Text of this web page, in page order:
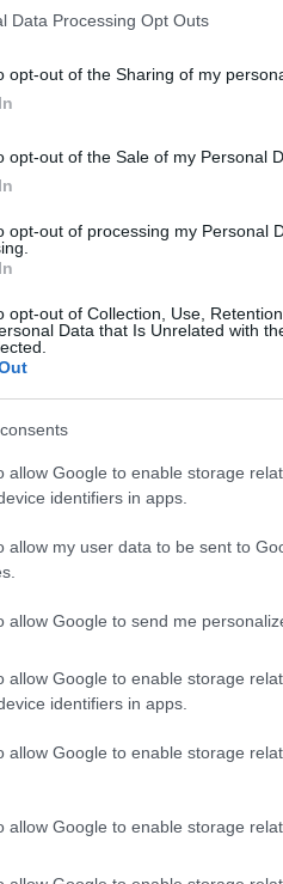
Data Processing Opt Outs
opt-out of the Sharing of my
opt-out of the Sale of my Personal
opt-out of processing my Personal
opt-out of Collection, Use,
Data that Is Unrelated with
allow Google to enable storage
identifiers in apps.
allow my user data to be sent to
allow Google to send me
allow Google to enable storage
identifiers in apps.
allow Google to enable storage
allow Google to enable storage
αλλά δεν πρόλαβα»,
αντιληφθεί ότι η γυναίκα
του το έλεγε σχεδόν
αδελφή της και τα παιδιά,
που έμενε και η ίδια στην
της 39χρονης
ότι τα παιδιά βρίσκονται
τους.
βάρος στην υπόθεση,
της ΕΛΑΣ,